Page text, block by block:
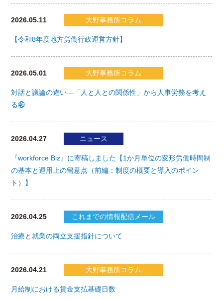
2026.05.11 大野事務所コラム
【令和8年度地方労働行政運営方針】
2026.05.01 大野事務所コラム
対話と議論の違い―「人と人との関係性」から人事労務を考え
る㊻
2026.04.27 ニュース
『workforce Biz』に寄稿しました【1か月単位の変形労働時間制
の基本と運用上の留意点（前編：制度の概要と導入のポイン
ト）】
2026.04.25 これまでの情報配信メール
治療と就業の両立支援指針について
2026.04.21 大野事務所コラム
月給制における賃金支払基礎日数